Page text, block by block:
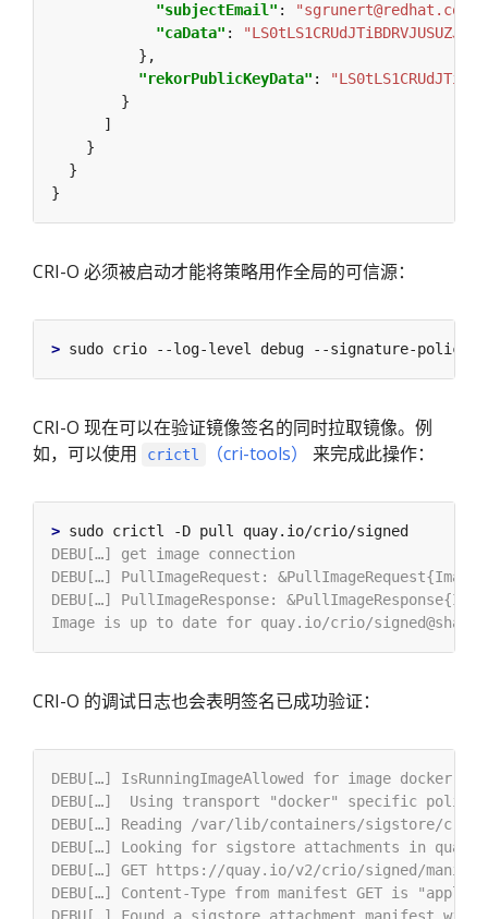
"subjectEmail" : "sgrunert@redhat.com"
"caData" :
"rekorPublicKeyData" :
CRI-O 必须被启动才能将策略用作全局的可信源：
>
CRI-O 现在可以在验证镜像签名的同时拉取镜像。例
如，可以使用
crictl （cri-tools） 来完成此操作：
>
CRI-O 的调试日志也会表明签名已成功验证：